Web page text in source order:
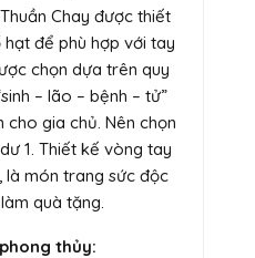
Chay được thiết
để phù hợp với tay
chọn dựa trên quy
– lão – bệnh – tử”
gia chủ. Nên chọn
1. Thiết kế vòng tay
là món trang sức độc
quà tặng.
thủy: